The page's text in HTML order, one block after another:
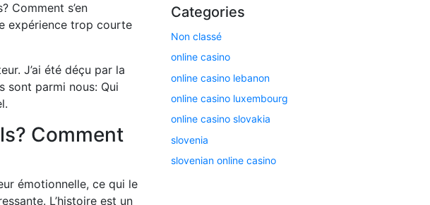
Comment s’en
expérience trop courte
J’ai été déçu par la
sont parmi nous: Qui
Comment
émotionnelle, ce qui le
L’histoire est un
Categories
Non classé
online casino
online casino lebanon
online casino luxembourg
online casino slovakia
slovenia
slovenian online casino